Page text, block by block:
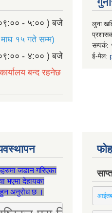
- ५:०० ) बजे
माघ १५ गते सम्म)
- ४:०० ) बजे
बन्द रहनेछ
लुना
ई-मेल:
जडान गरिएका
भएमा देहायका
अनुरोध छ ।